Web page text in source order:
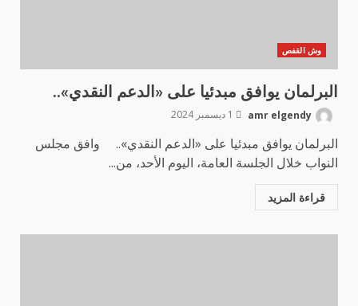
وش القفص
البرلمان يوافق مبدئيا على «الدعم النقدي»..
البرلمان يوافق مبدئيا على «الدعم النقدي».. وافق مجلس
النواب خلال الجلسة العامة، اليوم الأحد، من...
قراءة المزيد